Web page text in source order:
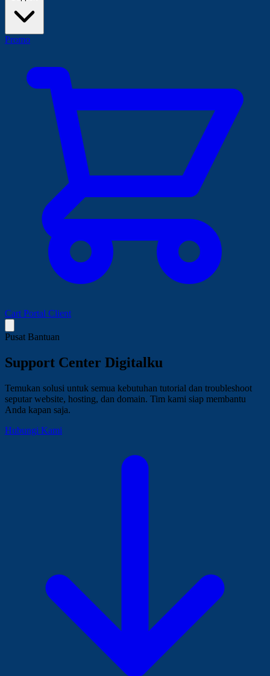
Promo
Cart Portal Client
Pusat Bantuan
Support Center Digitalku
Temukan solusi untuk semua kebutuhan tutorial dan troubleshoot
seputar website, hosting, dan domain. Tim kami siap membantu
Anda kapan saja.
Hubungi Kami